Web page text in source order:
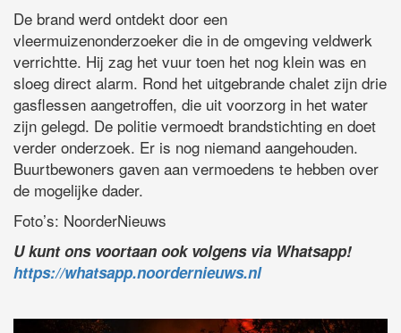
De brand werd ontdekt door een
vleermuizenonderzoeker die in de omgeving veldwerk
verrichtte. Hij zag het vuur toen het nog klein was en
sloeg direct alarm. Rond het uitgebrande chalet zijn drie
gasflessen aangetroffen, die uit voorzorg in het water
zijn gelegd. De politie vermoedt brandstichting en doet
verder onderzoek. Er is nog niemand aangehouden.
Buurtbewoners gaven aan vermoedens te hebben over
de mogelijke dader.
Foto’s: NoorderNieuws
U kunt ons voortaan ook volgens via Whatsapp!
https://whatsapp.noordernieuws.nl